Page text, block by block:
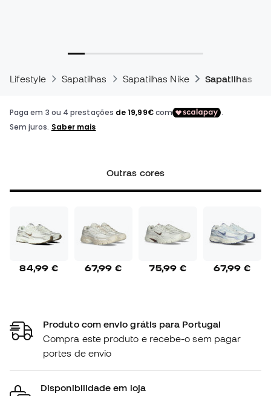
Lifestyle Sapatilhas Sapatilhas Nike Sapatilhas
Outras cores
84,99 € 67,99 € 75,99 € 67,99 €
Produto com envio grátis para Portugal
Compra este produto e recebe-o sem pagar
portes de envio
Disponibilidade em loja